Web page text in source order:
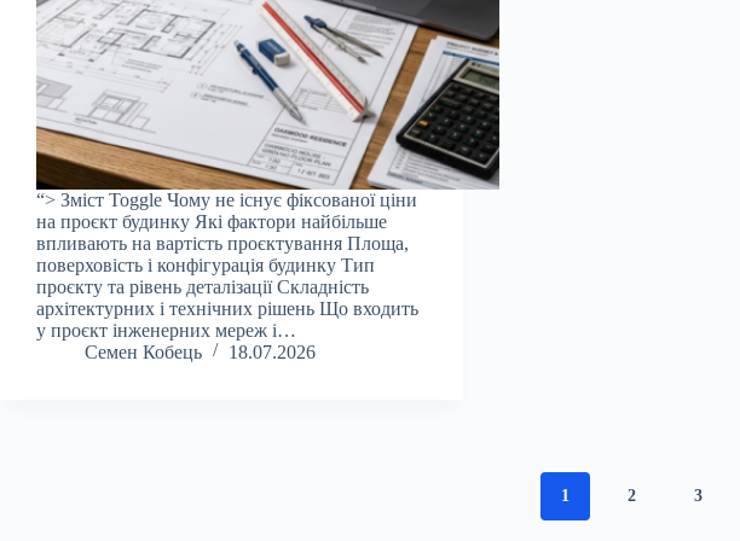
“> Зміст Toggle Чому не існує фіксованої ціни
на проєкт будинку Які фактори найбільше
впливають на вартість проєктування Площа,
поверховість і конфігурація будинку Тип
проєкту та рівень деталізації Складність
архітектурних і технічних рішень Що входить
у проєкт інженерних мереж і…
Семен Кобець
18.07.2026
1 2 3